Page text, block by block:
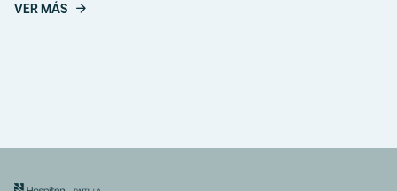
VER MÁS